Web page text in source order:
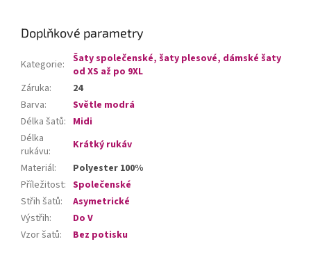
Doplňkové parametry
Kategorie:
Šaty společenské, šaty plesové, dámské šaty
od XS až po 9XL
Záruka:
24
Barva:
Světle modrá
Délka šatů: Midi
Délka
rukávu:
Krátký rukáv
Materiál:
Polyester 100%
Příležitost: Společenské
Střih šatů:
Asymetrické
Výstřih:
Do V
Vzor šatů: Bez potisku